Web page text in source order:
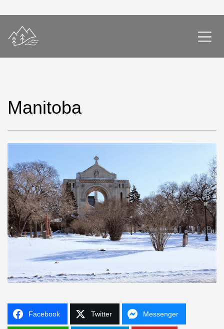
Manitoba
Facebook Twitter Messenger